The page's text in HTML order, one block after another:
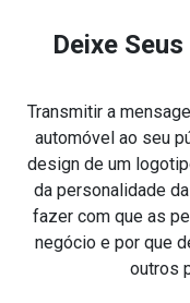
Deixe
Transmitir a
automóvel ao seu
design de um
da personalidade
fazer com que as
negócio e por que
outros